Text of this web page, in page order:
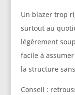
Un blazer trop
surtout au
légèrement
facile à
la structure
Conseil :